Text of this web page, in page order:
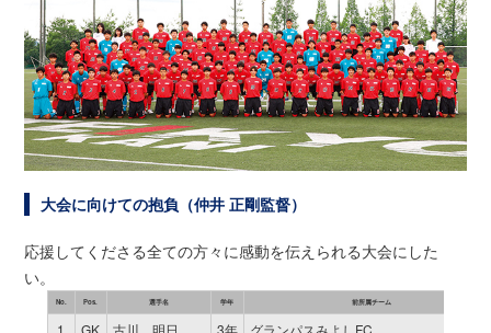
大会に向けての抱負（仲井 正剛監督）
応援してくださる全ての方々に感動を伝えられる大会にした
い。
No. Pos. 選手名 学年 前所属チーム
1 GK 古川 明日 3年
グランパスみよしFC